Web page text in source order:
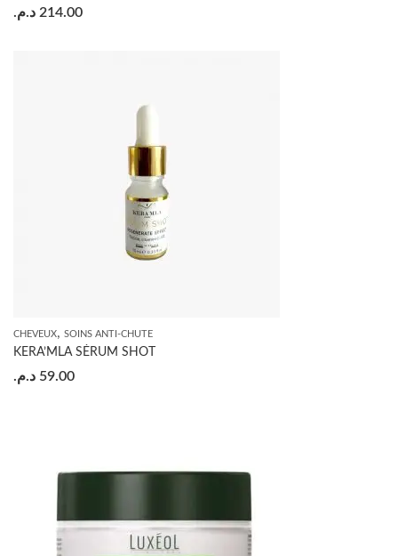
214.00 د.م.
CHEVEUX, SOINS ANTI-CHUTE
KERA’MLA SÉRUM SHOT
59.00 د.م.